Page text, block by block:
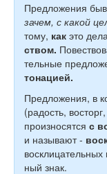
Пред­ло­же­ния
зачем, с какой
тому, как это
ством.
тель­ные
то­на­ци­ей.
Пред­ло­же­ния, в
(ра­дость,
про­из­но­сят­ся с
и на­зы­ва­ют -
ный знак.